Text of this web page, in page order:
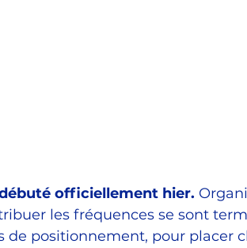
officiellement hier.
les fréquences se sont
de positionnement, pour placer